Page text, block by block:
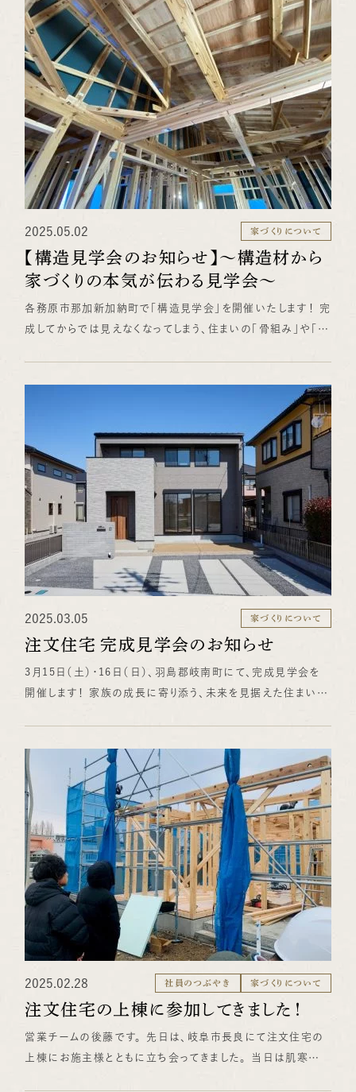
ん。その場でわかりやすくお答えします。 「話を聞いたら断れな
くなりそう……」というご不安は無用です。 押し売りは一切行
いませんので、情報収集だけのご参加も大歓迎です。 ぜひこ
の機会に、平屋ならではの心地よさを確かめにいらしてくださ
い。スタッフ一同お待ちしております。
る空間となっています。 和室がＬＤＫと自然につながり、 家族
でゆったりと過ごせる、広がりのある間取りです。 キッチンから
ダイニング、リビング全体を見渡せる間取りで、 家族の様子を
感じながら家事ができる、つながりのある空間となっています。
ダイニング脇には木のカウンターを設け、 パソコンスペースや
お子さまの学習スペースなど、 ライフスタイルに合わせてお使
いいただけます。 ぜひ現地で 空間の広がりや素材感をご体
感ください。 皆さまのご来場を、心よりお待ちしております。
（福野＠設計チーム）
2025.05.02 家づくりについて
【構造見学会のお知らせ】～構造材から
家づくりの本気が伝わる見学会～
各務原市那加新加納町で「構造見学会」を開催いたします！ 完
成してからでは見えなくなってしまう、住まいの「骨組み」や「構
然素材の断熱材ウールブレスをご覧いただけます。 日本の気
候に適した杉や桧を使用することで、丈夫で長持ち、しかも自
然のぬくもりが感じられる家づくりを実現しています。 家づくり
をご検討中の方はもちろん、木の家にご興味のある方、ぜひこ
の機会に、“見えない安心”を体感しにいらしてください。 ◆
構造見学会◆ 日程：5月3日（土）～5月6日（火） 時間：10:00
～17:00（前日までに予約頂きますと商品券プレゼント） 場
所：各務原市那加新加納町字村内3819番 ※雨天決行・駐車
場完備・お子さま連れOK 木の香りに包まれながら、住まい
の「中身」をじっくり見ていただける貴重な機会です。 皆さまの
ご来場を、スタッフ一同心よりお待ちしております！ （水野＠
営業チーム）
2025.03.05 家づくりについて
注文住宅 完成見学会のお知らせ
3月15日（土）・16日（日）、羽島郡岐南町にて、完成見学会を
開催します！ 家族の成長に寄り添う、未来を見据えた住まい。
に分けられる子供部屋 ・キッチン横のミニマル和室 など、 家
づくりの参考になる工夫が満載です！ お施主様のこだわりが
詰まった住まいを、ぜひこの機会にご覧ください。 皆さまのご
来場を心よりお待ちしております！ （日野＠設計チーム）
2025.02.28 社員のつぶやき 家づくりについて
注文住宅の上棟に参加してきました！
営業チームの後藤です。 先日は、岐阜市長良にて注文住宅の
上棟にお施主様とともに立ち会ってきました。 当日は肌寒い